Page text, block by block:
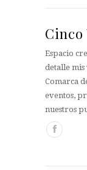
Espacio
detalle mis
Comarca
eventos,
nuestros